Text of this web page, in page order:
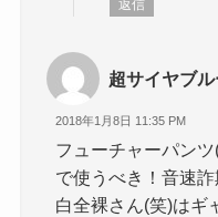
返信
超サイヤブ
2018年1月8日 11:35 PM
フューチャーパン
で使うべき！音速
白全裸さん(笑)はギ